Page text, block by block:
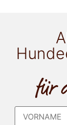
für